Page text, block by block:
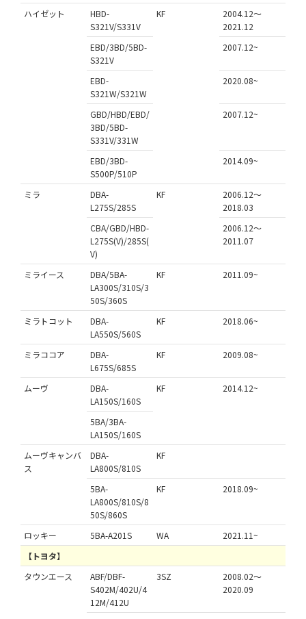
ハイゼット
HBD-
S321V/S331V
KF
2004.12～
2021.12
EBD/3BD/5BD-
S321V
2007.12~
EBD-
S321W/S321W
2020.08~
GBD/HBD/EBD/
3BD/5BD-
S331V/331W
2007.12~
EBD/3BD-
S500P/510P
2014.09~
ミラ
DBA-
L275S/285S
KF
2006.12～
2018.03
CBA/GBD/HBD-
L275S(V)/285S(
V)
2006.12～
2011.07
ミライース
DBA/5BA-
LA300S/310S/3
50S/360S
KF 2011.09~
ミラトコット
DBA-
LA550S/560S
KF 2018.06~
ミラココア
DBA-
L675S/685S
KF 2009.08~
ムーヴ
DBA-
LA150S/160S
KF 2014.12~
5BA/3BA-
LA150S/160S
ムーヴキャンバ
ス
DBA-
LA800S/810S
KF
5BA-
LA800S/810S/8
50S/860S
KF 2018.09~
ロッキー 5BA-A201S WA
2021.11~
【トヨタ】
タウンエース
ABF/DBF-
S402M/402U/4
12M/412U
3SZ
2008.02～
2020.09